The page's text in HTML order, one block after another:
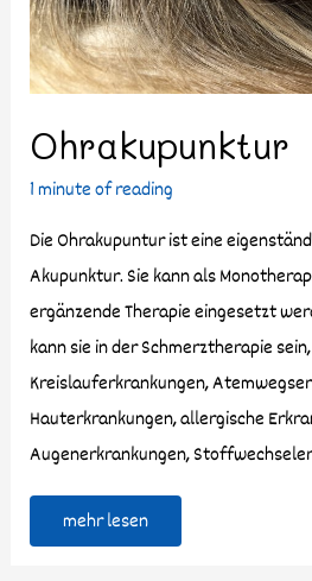
Ohrakupunktur
1 minute of reading
Die Ohrakupuntur ist eine
Akupunktur. Sie kann als
ergänzende Therapie eingesetzt
kann sie in der Schmerztherapie
Kreislauferkrankungen,
Hauterkrankungen, allergische
Augenerkrankungen,
mehr lesen